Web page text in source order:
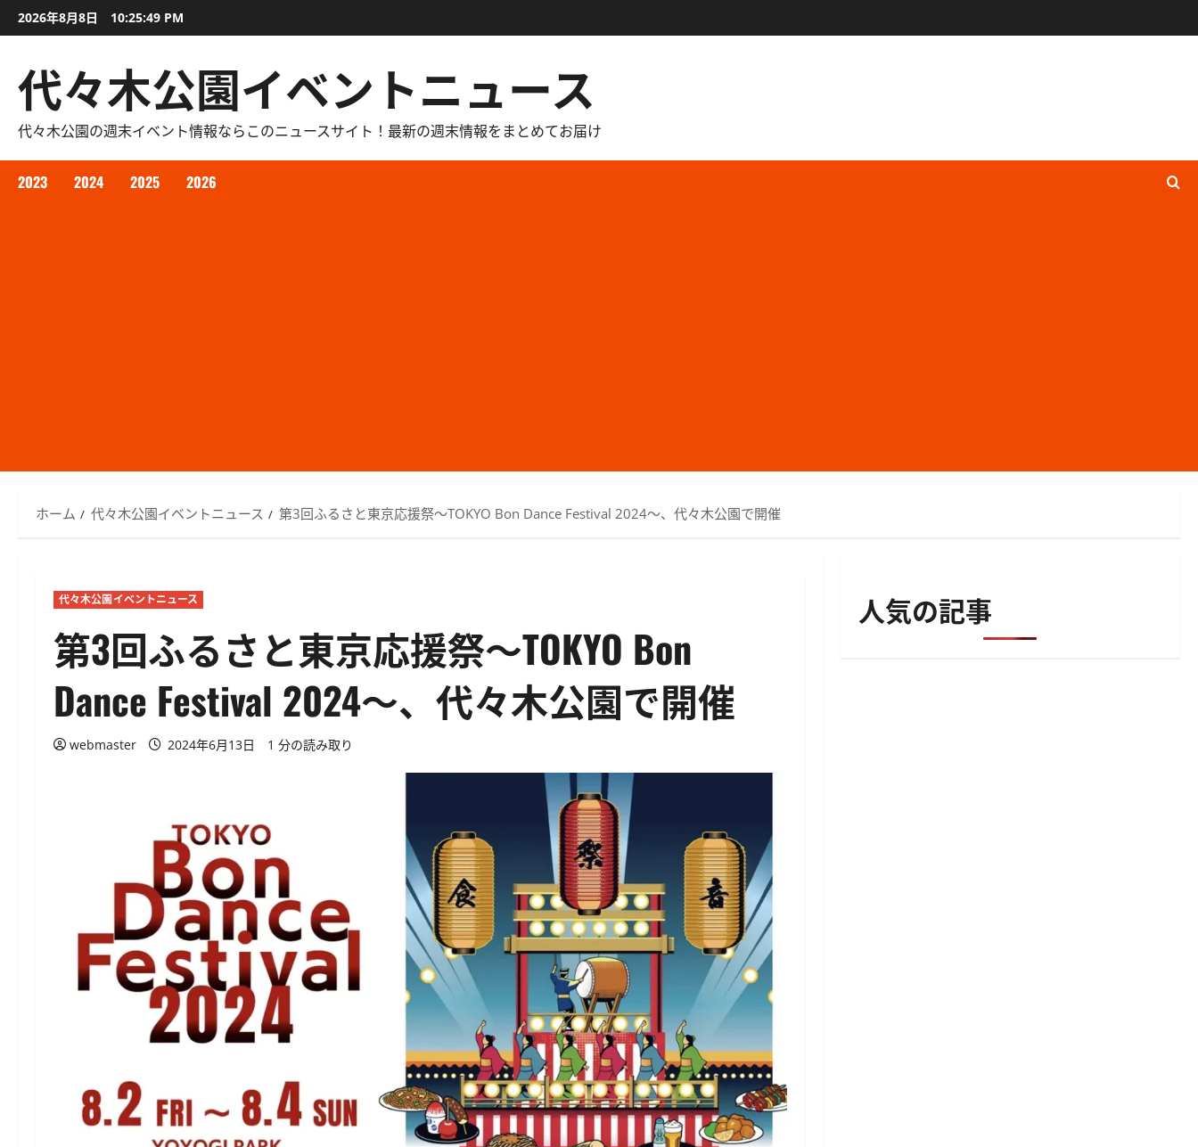
容
2026年8月8日 10:25:50 PM
代々木公園イベントニュース
代々木公園の週末イベント情報ならこのニュースサイト！最新の週末情報をまとめてお届け
2023 2024 2025 2026
ホーム 代々木公園イベントニュース 第3回ふるさと東京応援祭～TOKYO Bon Dance Festival 2024～、代々木公園で開催
代々木公園イベントニュース
第3回ふるさと東京応援祭～TOKYO Bon
Dance Festival 2024～、代々木公園で開催
webmaster 2024年6月13日 1 分の読み取り
人気の記事